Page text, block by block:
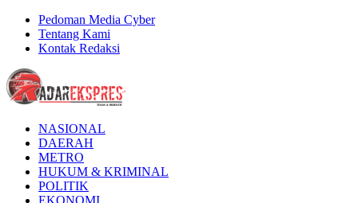
Pedoman Media Cyber
Tentang Kami
Kontak Redaksi
NASIONAL
DAERAH
METRO
HUKUM & KRIMINAL
POLITIK
EKONOMI